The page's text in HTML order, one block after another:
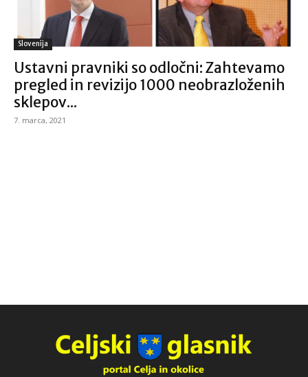
Slovenija
Ustavni pravniki so odločni: Zahtevamo
pregled in revizijo 1000 neobrazloženih
sklepov...
7. marca, 2021